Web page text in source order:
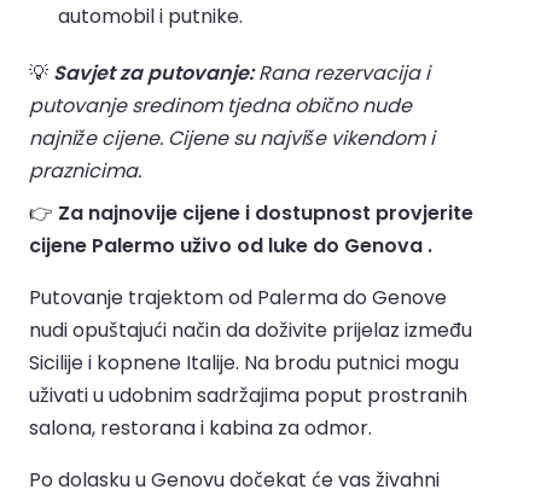
automobil i putnike.
💡 Savjet za putovanje:Rana rezervacija i
putovanje sredinom tjedna obično nude
najniže cijene. Cijene su najviše vikendom i
praznicima.
👉 Za najnovije cijene i dostupnost provjerite
cijene Palermo uživo od luke do Genova .
Putovanje trajektom od Palerma do Genove
nudi opuštajući način da doživite prijelaz između
Sicilije i kopnene Italije. Na brodu putnici mogu
uživati u udobnim sadržajima poput prostranih
salona, restorana i kabina za odmor.
Po dolasku u Genovu dočekat će vas živahni